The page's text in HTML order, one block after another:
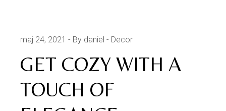
maj 24, 2021 By daniel Decor
GET COZY WITH A
TOUCH OF